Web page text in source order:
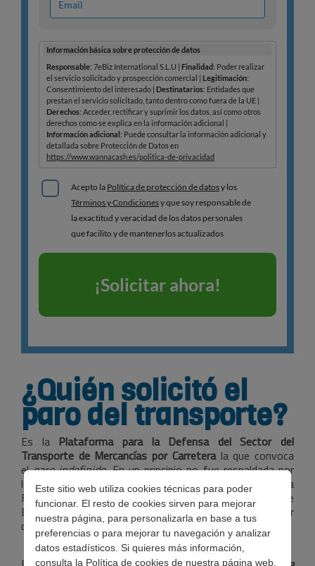
Este sitio web utiliza cookies técnicas para poder
funcionar. El resto de cookies sirven para mejorar
nuestra página, para personalizarla en base a tus
preferencias o para mejorar tu navegación y analizar
datos estadísticos. Si quieres más información,
consulta la Política de cookiesde nuestra página web.
¿Quién solicitó el
paro del transporte?
Es la Plataforma para la Defensa del Sector del
Transporte de Mercancías por Carreterala que convoca
elparo indefinido.En un principio no fue respaldada por
las asociaciones oficiales del sector, pero finalmente la
Federación Nacional de Asociaciones de Transporte de
España decidió sumarse a las protestas, tras considerar
de insuficientes las medidas ofrecidas por el gobierno.